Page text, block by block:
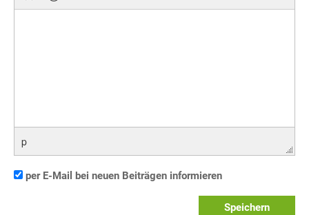
p
per E-Mail bei neuen Beiträgen informieren
Speichern